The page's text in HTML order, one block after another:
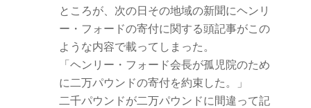
ところが、次の日その地域の新聞にヘンリ
ー・フォードの寄付に関する頭記事がこの
ような内容で載ってしまった。
「ヘンリー・フォード会長が孤児院のため
に二万パウンドの寄付を約束した。」
二千パウンドが二万パウンドに間違って記